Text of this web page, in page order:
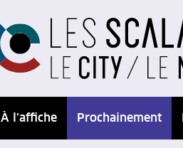
À l’affiche Prochainement